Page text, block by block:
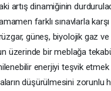
dinamiğinin
farklı sınavlarla karşı
güneş, biyolojik gaz
üzerinde bir meblağa
enerjiyi teşvik
düşürülmesini zorunlu